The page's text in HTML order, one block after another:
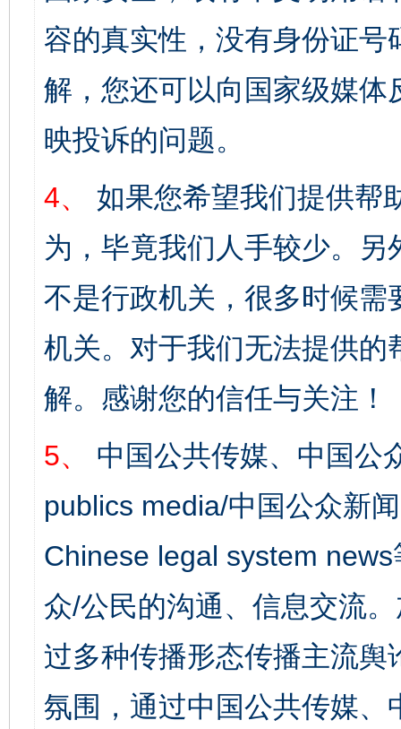
容的真实性，没有身份证
解，您还可以向国家级媒
映投诉的问题。
4、
如果您希望我们提供帮
为，毕竟我们人手较少。
不是行政机关，很多时候
机关。对于我们无法提供
解。感谢您的信任与关注！
5、
中国公共传媒、中国公
publics media/中国公众新
Chinese legal system
众/公民的沟通、信息交流
过多种传播形态传播主流
氛围，通过中国公共传媒